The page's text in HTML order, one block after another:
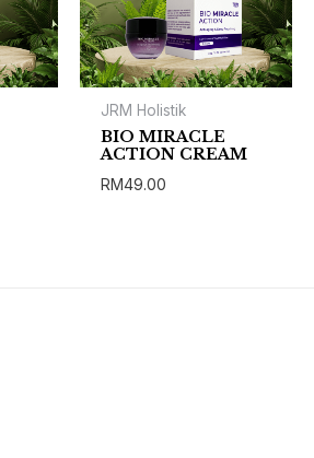
JRM Holistik
BIO MIRACLE
ACTION CREAM
RM49.00